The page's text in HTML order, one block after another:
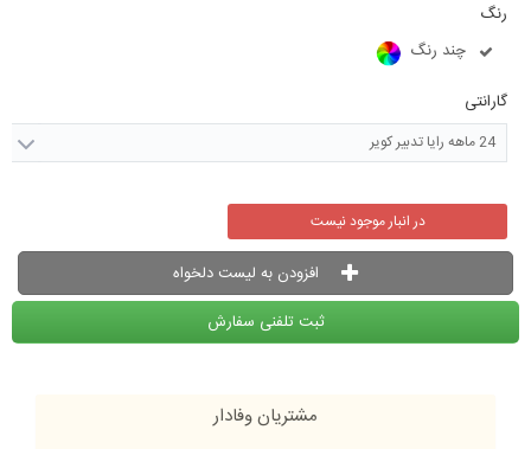
رنگ
چند رنگ
گارانتی
24 ماهه رایا تدبیر کویر
در انبار موجود نیست
افزودن به لیست دلخواه
ثبت تلفنی سفارش
مشتریان وفادار